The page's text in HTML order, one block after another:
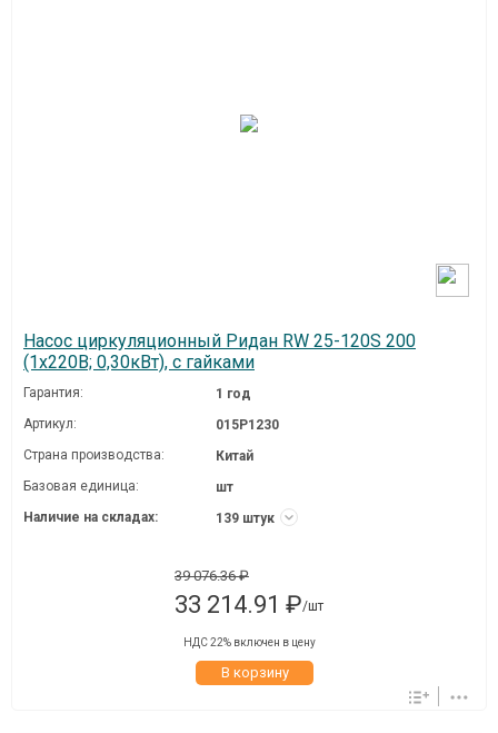
Насос циркуляционный Ридан RW 25-120S 200
(1х220В; 0,30кВт), с гайками
Гарантия:
1 год
Артикул:
015P1230
Страна производства:
Китай
Базовая единица:
шт
Наличие на складах:
139 штук
39 076.36 ₽
33 214.91 ₽/шт
НДС 22% включен в цену
В корзину